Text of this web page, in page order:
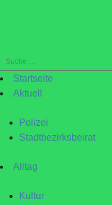
Suche
nach:Startseite
Aktuell
Polizei
Stadtbezirksbeirat
Alltag
Kultur